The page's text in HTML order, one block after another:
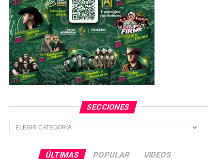
SECCIONES
Secciones
ÚLTIMAS POPULAR VIDEOS